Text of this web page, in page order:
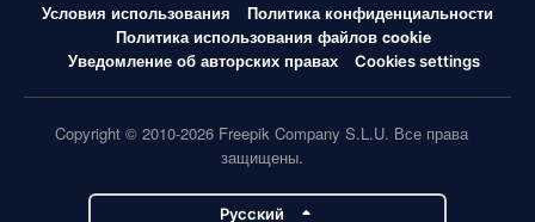
Условия использования
Политика конфиденциальности
Политика использования файлов cookie
Уведомление об авторских правах
Cookies settings
Copyright © 2010-2026 Freepik Company S.L.U. Все права
защищены.
Pусский